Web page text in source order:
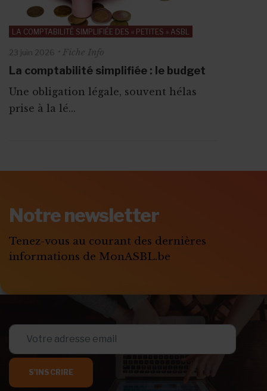
LA COMPTABILITÉ SIMPLIFIÉE DES « PETITES » ASBL
23 juin 2026 Fiche Info
La comptabilité simplifiée : le budget
Une obligation légale, souvent hélas
prise à la lé...
MONASBL.BE
S'ABONNER
Notre newsletter
Tenez-vous au courant des dernières
informations de MonASBL.be
S'INSCRIRE